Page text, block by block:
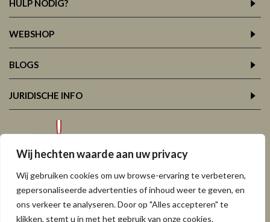
Wij hechten waarde aan uw privacy
Wij gebruiken cookies om uw browse-ervaring te verbeteren,
gepersonaliseerde advertenties of inhoud weer te geven, en
ons verkeer te analyseren. Door op "Alles accepteren" te
klikken, stemt u in met het gebruik van onze cookies.
HULP NODIG?
WEBSHOP
BLOGS
JURIDISCHE INFO